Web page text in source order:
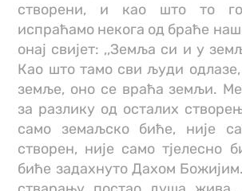
створени, и као што то
испраћамо некога од браће
онај свијет: ,,Земља си и у
Као што тамо сви људи
земље, оно се враћа земљи.
за разлику од осталих
само земаљско биће, није
створен, није само тјелесно
биће задахнуто Дахом